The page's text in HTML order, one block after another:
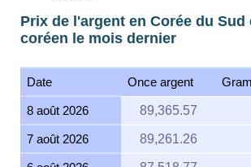
Prix de l'argent en Corée du Sud
coréen le mois dernier
Date Once argent
8 août 2026 89,365.57
7 août 2026 89,261.26